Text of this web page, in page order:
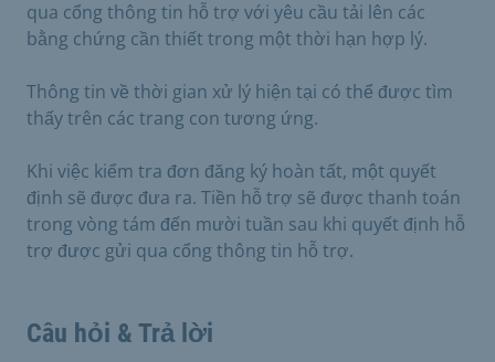
qua cổng thông tin hỗ trợ với yêu cầu tải lên các
bằng chứng cần thiết trong một thời hạn hợp lý.
Thông tin về thời gian xử lý hiện tại có thể được tìm
thấy trên các trang con tương ứng.
Khi việc kiểm tra đơn đăng ký hoàn tất, một quyết
định sẽ được đưa ra. Tiền hỗ trợ sẽ được thanh toán
trong vòng tám đến mười tuần sau khi quyết định hỗ
trợ được gửi qua cổng thông tin hỗ trợ.
Câu hỏi & Trả lời